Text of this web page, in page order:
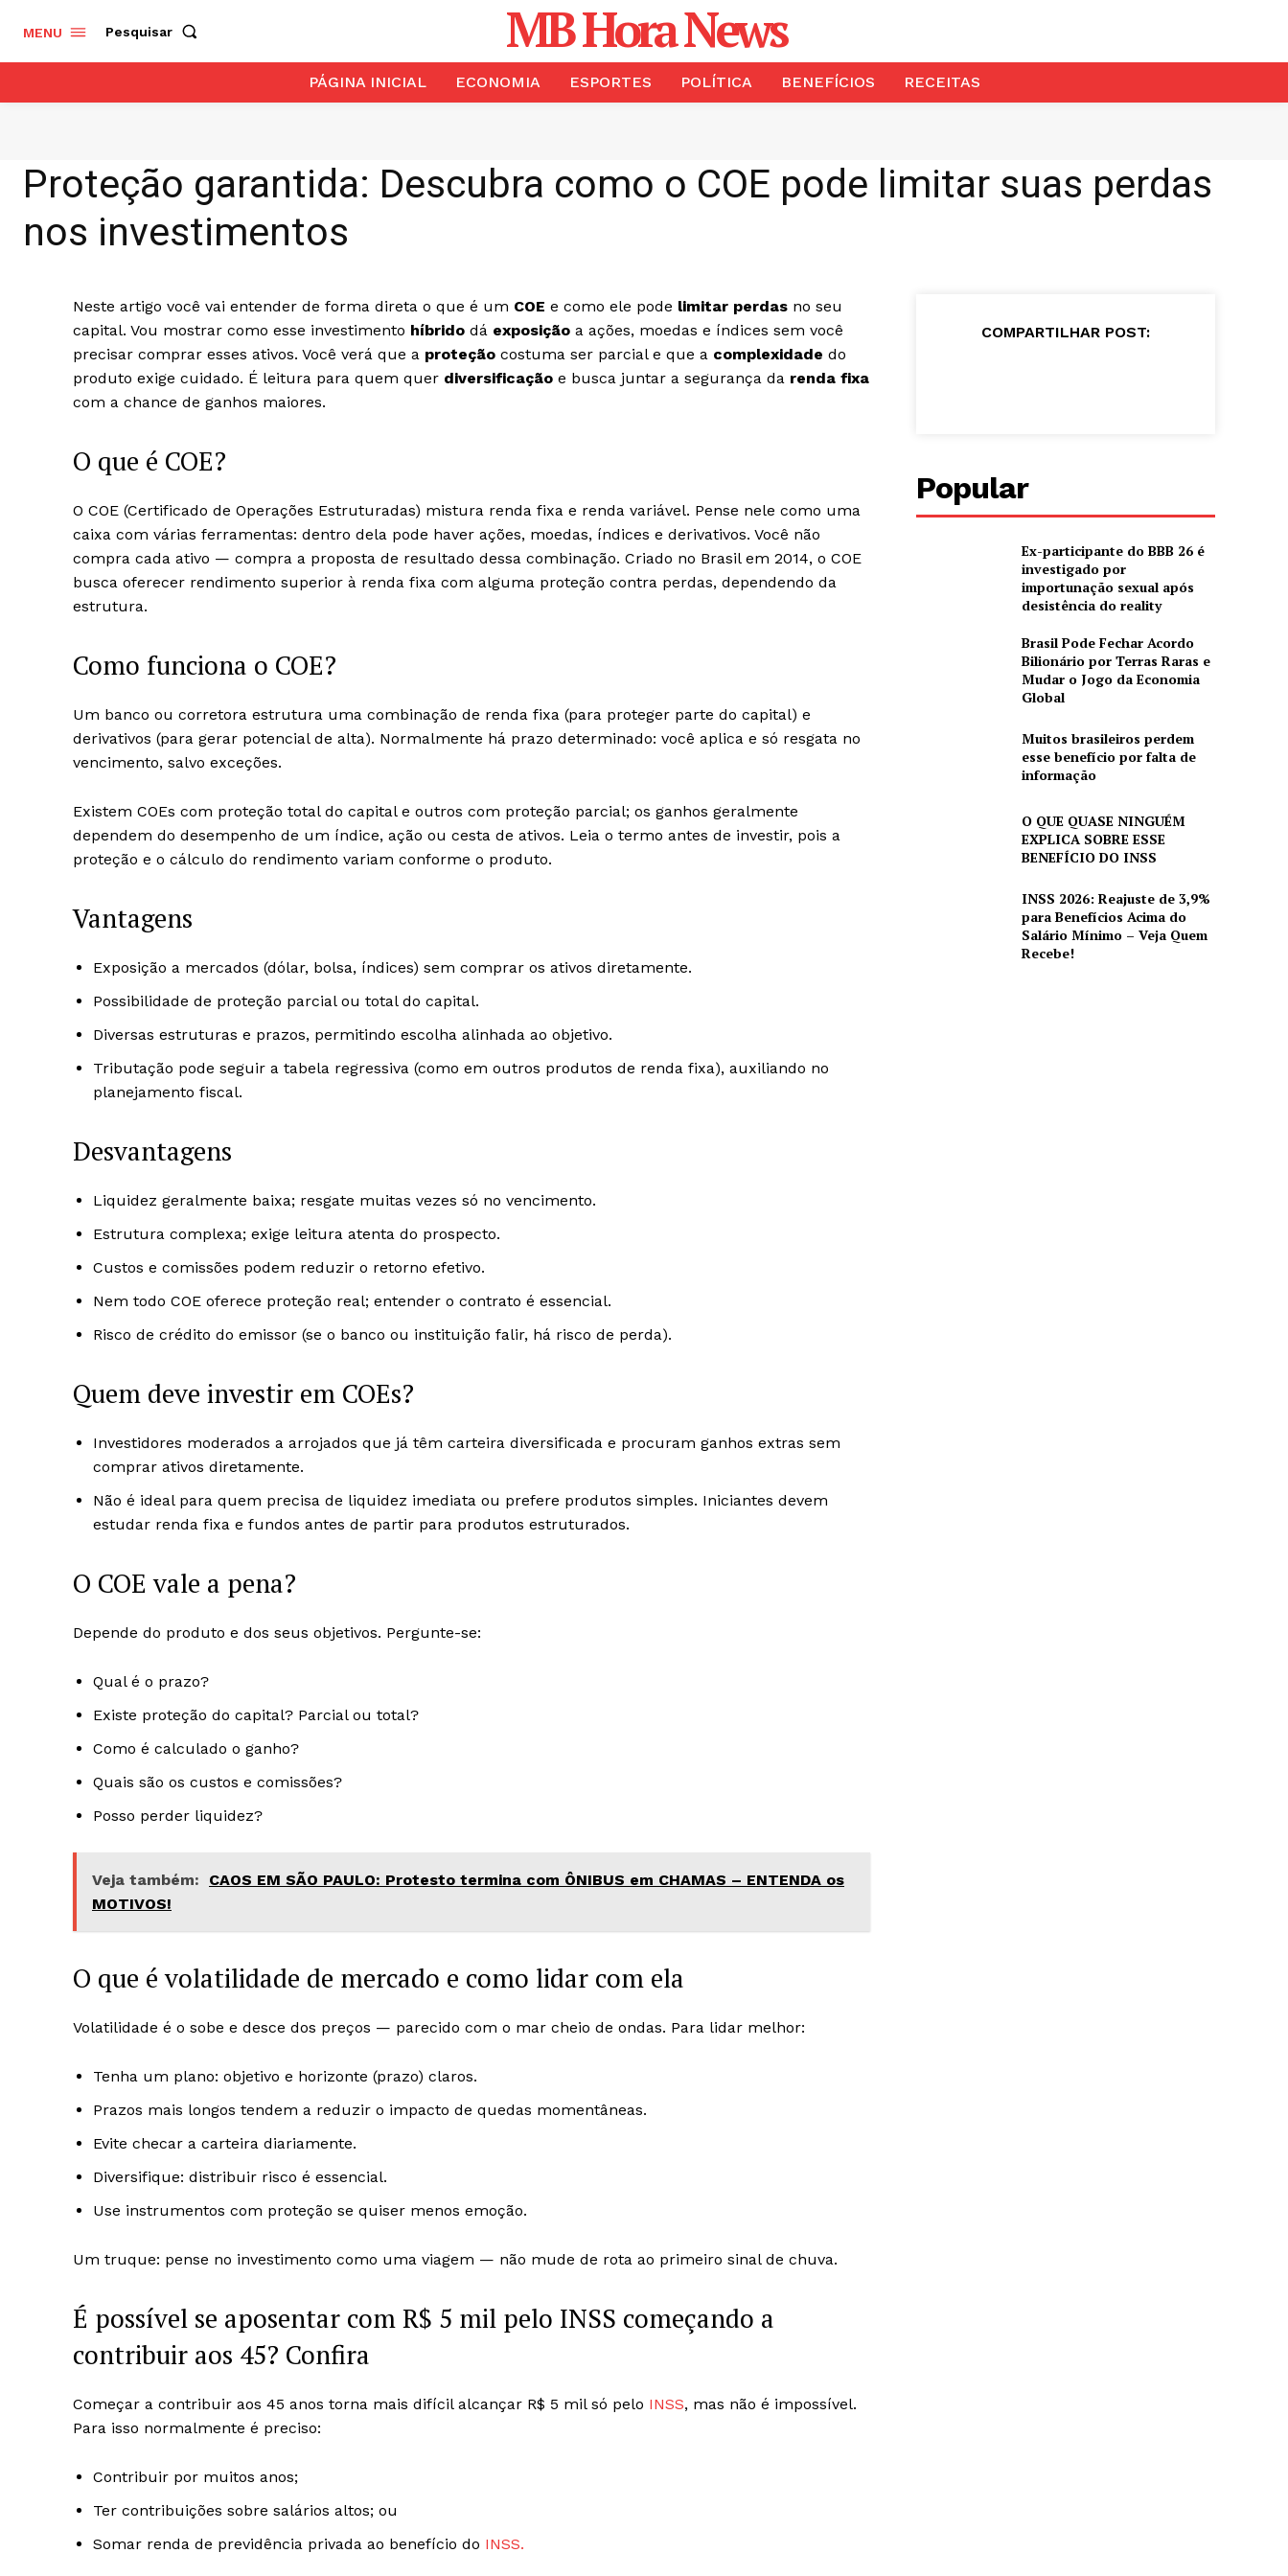
MENU Pesquisar MB Hora News
PÁGINA INICIAL ECONOMIA ESPORTES POLÍTICA BENEFÍCIOS RECEITAS
Proteção garantida: Descubra como o COE pode limitar suas perdas
nos investimentos
Neste artigo você vai entender de forma direta o que é um COE e como ele pode limitar perdas no seu
capital. Vou mostrar como esse investimento híbrido dá exposição a ações, moedas e índices sem você
precisar comprar esses ativos. Você verá que a proteção costuma ser parcial e que a complexidade do
produto exige cuidado. É leitura para quem quer diversificação e busca juntar a segurança da renda fixa
com a chance de ganhos maiores.
O que é COE?
O COE (Certificado de Operações Estruturadas) mistura renda fixa e renda variável. Pense nele como uma
caixa com várias ferramentas: dentro dela pode haver ações, moedas, índices e derivativos. Você não
compra cada ativo — compra a proposta de resultado dessa combinação. Criado no Brasil em 2014, o COE
busca oferecer rendimento superior à renda fixa com alguma proteção contra perdas, dependendo da
estrutura.
Como funciona o COE?
Um banco ou corretora estrutura uma combinação de renda fixa (para proteger parte do capital) e
derivativos (para gerar potencial de alta). Normalmente há prazo determinado: você aplica e só resgata no
vencimento, salvo exceções.
Existem COEs com proteção total do capital e outros com proteção parcial; os ganhos geralmente
dependem do desempenho de um índice, ação ou cesta de ativos. Leia o termo antes de investir, pois a
proteção e o cálculo do rendimento variam conforme o produto.
Vantagens
Exposição a mercados (dólar, bolsa, índices) sem comprar os ativos diretamente.
Possibilidade de proteção parcial ou total do capital.
Diversas estruturas e prazos, permitindo escolha alinhada ao objetivo.
Tributação pode seguir a tabela regressiva (como em outros produtos de renda fixa), auxiliando no
planejamento fiscal.
Desvantagens
Liquidez geralmente baixa; resgate muitas vezes só no vencimento.
Estrutura complexa; exige leitura atenta do prospecto.
Custos e comissões podem reduzir o retorno efetivo.
Nem todo COE oferece proteção real; entender o contrato é essencial.
Risco de crédito do emissor (se o banco ou instituição falir, há risco de perda).
Quem deve investir em COEs?
Investidores moderados a arrojados que já têm carteira diversificada e procuram ganhos extras sem
comprar ativos diretamente.
Não é ideal para quem precisa de liquidez imediata ou prefere produtos simples. Iniciantes devem
estudar renda fixa e fundos antes de partir para produtos estruturados.
O COE vale a pena?
Depende do produto e dos seus objetivos. Pergunte-se:
Qual é o prazo?
Existe proteção do capital? Parcial ou total?
Como é calculado o ganho?
Quais são os custos e comissões?
Posso perder liquidez?
Veja também:
CAOS EM SÃO PAULO: Protesto termina com ÔNIBUS em CHAMAS – ENTENDA os
MOTIVOS!
O que é volatilidade de mercado e como lidar com ela
Volatilidade é o sobe e desce dos preços — parecido com o mar cheio de ondas. Para lidar melhor:
Tenha um plano: objetivo e horizonte (prazo) claros.
Prazos mais longos tendem a reduzir o impacto de quedas momentâneas.
Evite checar a carteira diariamente.
Diversifique: distribuir risco é essencial.
Use instrumentos com proteção se quiser menos emoção.
Um truque: pense no investimento como uma viagem — não mude de rota ao primeiro sinal de chuva.
É possível se aposentar com R$ 5 mil pelo INSS começando a
contribuir aos 45? Confira
Começar a contribuir aos 45 anos torna mais difícil alcançar R$ 5 mil só pelo INSS, mas não é impossível.
Para isso normalmente é preciso:
Contribuir por muitos anos;
Ter contribuições sobre salários altos; ou
Somar renda de previdência privada ao benefício do INSS.
COMPARTILHAR POST:
Popular
Ex-participante do BBB 26 é
investigado por
importunação sexual após
desistência do reality
Brasil Pode Fechar Acordo
Bilionário por Terras Raras e
Mudar o Jogo da Economia
Global
Muitos brasileiros perdem
esse benefício por falta de
informação
O QUE QUASE NINGUÉM
EXPLICA SOBRE ESSE
BENEFÍCIO DO INSS
INSS 2026: Reajuste de 3,9%
para Benefícios Acima do
Salário Mínimo – Veja Quem
Recebe!